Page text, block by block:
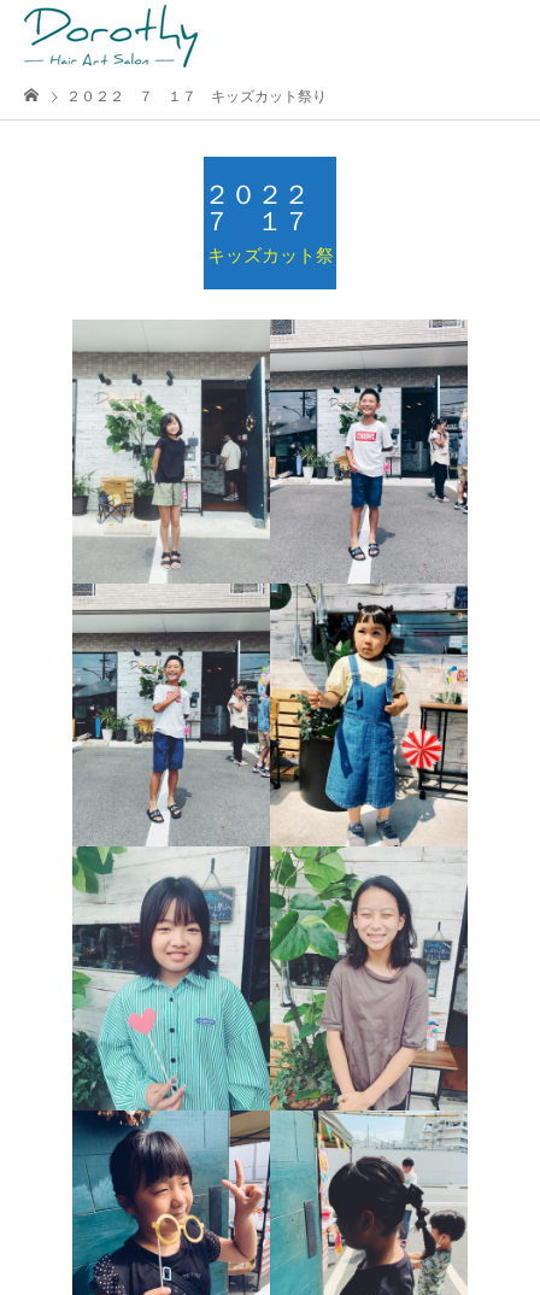
２０２２ ７ １７ キッズカット祭り
２０２２
７ １７
キッズカット祭